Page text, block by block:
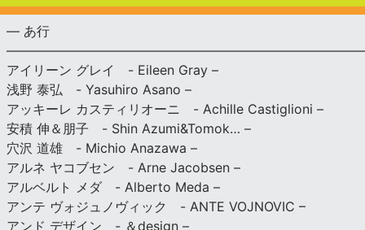
— あ行
アイリーン グレイ - Eileen Gray –
浅野 泰弘 - Yasuhiro Asano –
アッキーレ カスティリオーニ - Achille Castiglioni –
安積 伸＆朋子 - Shin Azumi&Tomok… –
穴沢 道雄 - Michio Anazawa –
アルネ ヤコブセン - Arne Jacobsen –
アルベルト メダ - Alberto Meda –
アンテ ヴォジュノヴィック - ANTE VOJNOVIC –
アンド デザイン - ＆design –